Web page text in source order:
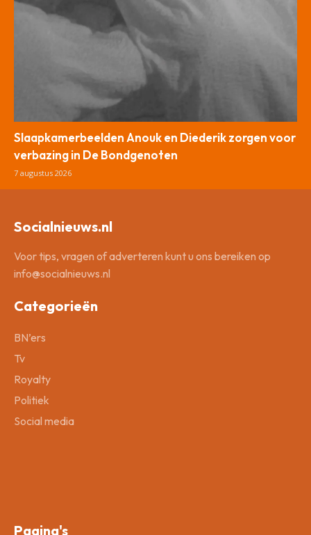
Slaapkamerbeelden Anouk en Diederik zorgen voor
verbazing in De Bondgenoten
7 augustus 2026
Socialnieuws.nl
Voor tips, vragen of adverteren kunt u ons bereiken op
info@socialnieuws.nl
Categorieën
BN’ers
Tv
Royalty
Politiek
Social media
Pagina's